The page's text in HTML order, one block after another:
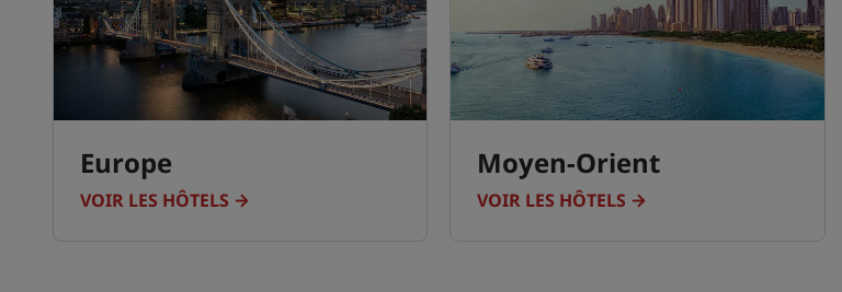
Europe
VOIR LES HÔTELS
Moyen-Orient
VOIR LES HÔTELS